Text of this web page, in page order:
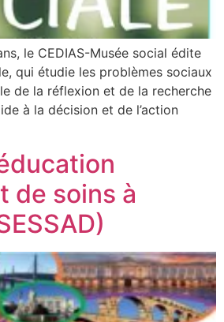
le CEDIAS-Musée social édite
qui étudie les problèmes sociaux
de la réflexion et de la recherche
à la décision et de l’action
de soins à